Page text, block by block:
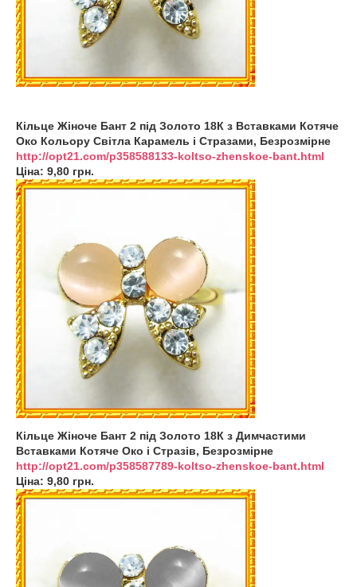
Кільце Жіноче Бант 2 під Золото 18К з Вставками Котяче
Око Кольору Світла Карамель і Стразами, Безрозмірне
http://opt21.com/p358588133-koltso-zhenskoe-bant.html
Ціна: 9,80 грн.
Кільце Жіноче Бант 2 під Золото 18К з Димчастими
Вставками Котяче Око і Стразів, Безрозмірне
http://opt21.com/p358587789-koltso-zhenskoe-bant.html
Ціна: 9,80 грн.